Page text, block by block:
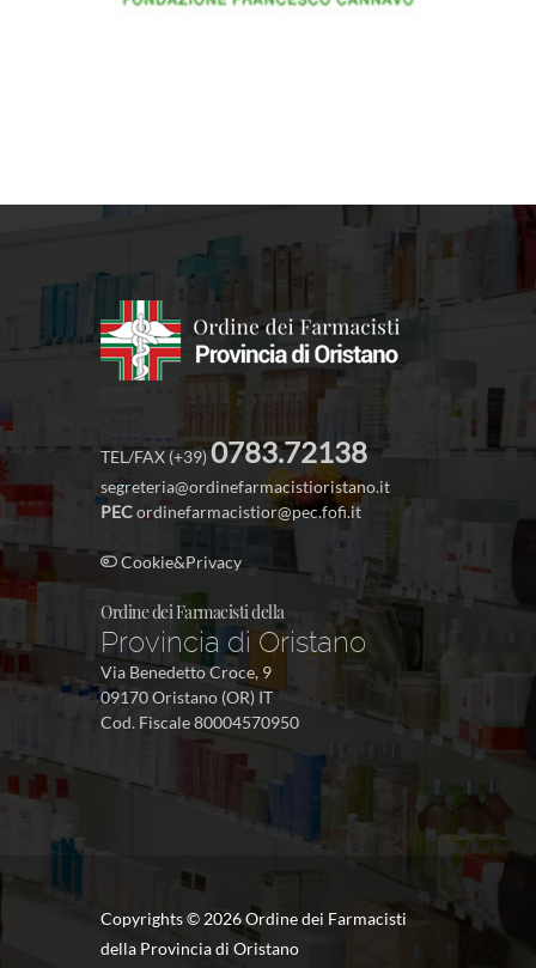
TEL/FAX (+39)0783.72138
segreteria@ordinefarmacistioristano.it
PECordinefarmacistior@pec.fofi.it
Cookie&Privacy
Ordine dei Farmacisti della
Provincia di Oristano
Via Benedetto Croce, 9
09170 Oristano (OR) IT
Cod. Fiscale 80004570950
Copyrights © 2026 Ordine dei Farmacisti
della Provincia di Oristano